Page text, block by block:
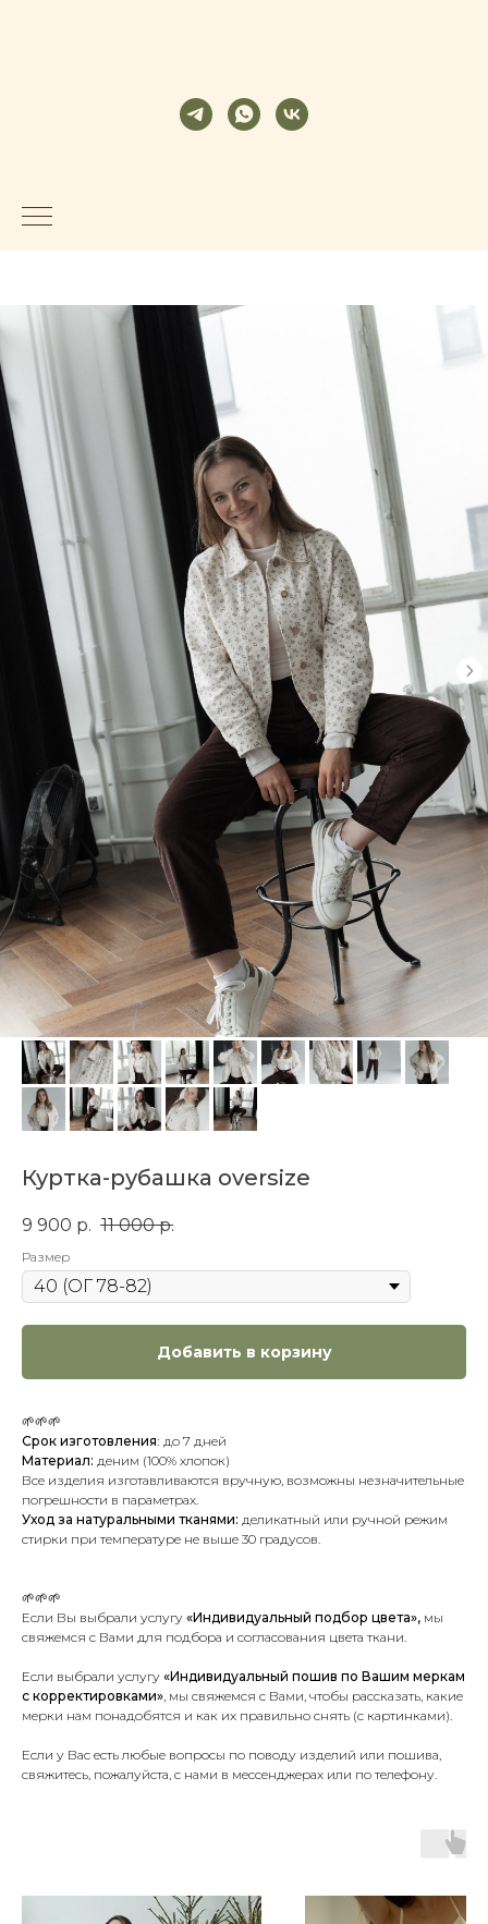
Куртка-рубашка oversize
9 900 р. 11 000 р.
Размер
Добавить в корзину
🌱🌱🌱
Срок изготовления: до 7 дней
Материал: деним (100% хлопок)
Все изделия изготавливаются вручную, возможны незначительные
погрешности в параметрах.
Уход за натуральными тканями: деликатный или ручной режим
стирки при температуре не выше 30 градусов.
🌱🌱🌱
Если Вы выбрали услугу «Индивидуальный подбор цвета», мы
свяжемся с Вами для подбора и согласования цвета ткани.
Если выбрали услугу «Индивидуальный пошив по Вашим меркам
с корректировками», мы свяжемся с Вами, чтобы рассказать, какие
мерки нам понадобятся и как их правильно снять (с картинками).
Если у Вас есть любые вопросы по поводу изделий или пошива,
свяжитесь, пожалуйста, с нами в мессенджерах или по телефону.